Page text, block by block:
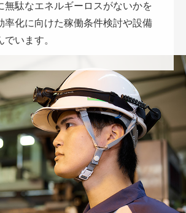
無駄なエネルギーロスがないかを
率化に向けた稼働条件検討や設備
います。